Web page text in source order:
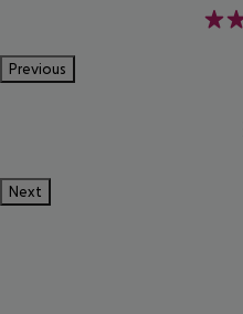
4
Previous
Next